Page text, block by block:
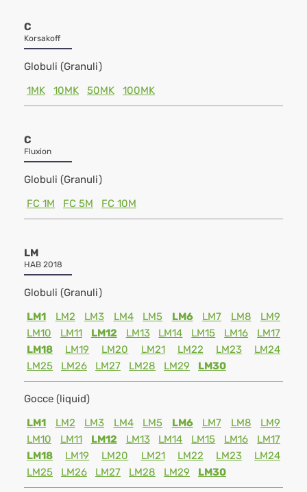
C
Korsakoff
Globuli (Granuli)
1MK
10MK 50MK 100MK
C
Fluxion
Globuli (Granuli)
FC 1M
FC 5M FC 10M
LM
HAB 2018
Globuli (Granuli)
LM1
LM2 LM3 LM4 LM5 LM6 LM7 LM8
LM9
LM10
LM11 LM12 LM13 LM14 LM15 LM16
LM17
LM18
LM19 LM20 LM21 LM22 LM23
LM24
LM25
LM26 LM27 LM28 LM29 LM30
Gocce (liquid)
LM1
LM2 LM3 LM4 LM5 LM6 LM7 LM8
LM9
LM10
LM11 LM12 LM13 LM14 LM15 LM16
LM17
LM18
LM19 LM20 LM21 LM22 LM23
LM24
LM25
LM26 LM27 LM28 LM29 LM30